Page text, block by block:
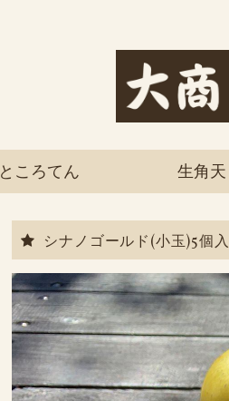
ところてん 生角天
シナノゴールド(小玉)5個入